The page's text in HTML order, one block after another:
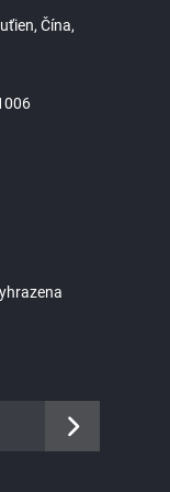
Čína,